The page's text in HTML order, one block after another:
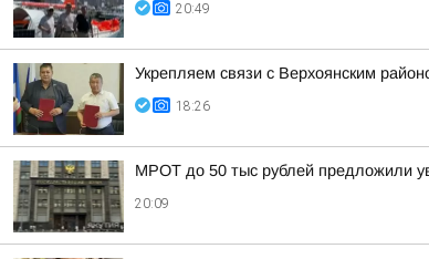
20:49
Укрепляем связи с Верхоянским
18:26
МРОТ до 50 тыс рублей предложили
20:09